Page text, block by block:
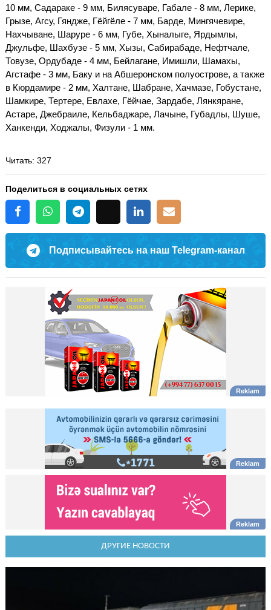
10 мм, Садараке - 9 мм, Билясуваре, Габале - 8 мм, Лерике,
Грызе, Агсу, Гяндже, Гёйгёле - 7 мм, Барде, Мингячевире,
Нахчыване, Шаруре - 6 мм, Губе, Хыналыге, Ярдымлы,
Джульфе, Шахбузе - 5 мм, Хызы, Сабирабаде, Нефтчале,
Товузе, Ордубаде - 4 мм, Бейлагане, Имишли, Шамахы,
Агстафе - 3 мм, Баку и на Абшеронском полуострове, а также
в Кюрдамире - 2 мм, Халтане, Шабране, Хачмазе, Гобустане,
Шамкире, Тертере, Евлахе, Гёйчае, Зардабе, Лянкяране,
Астаре, Джебраиле, Кельбаджаре, Лачыне, Губадлы, Шуше,
Ханкенди, Ходжалы, Физули - 1 мм.
Читать: 327
Поделиться в социальных сетях
Подписывайтесь на наш Telegram-канал
ДРУГИЕ НОВОСТИ